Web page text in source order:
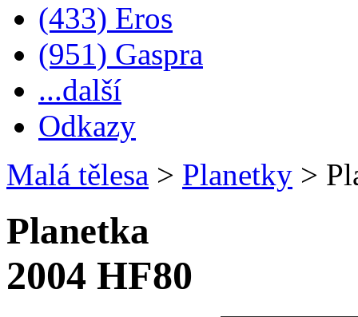
(433) Eros
(951) Gaspra
...další
Odkazy
Malá tělesa > Planetky >
Planetka
2004 HF80